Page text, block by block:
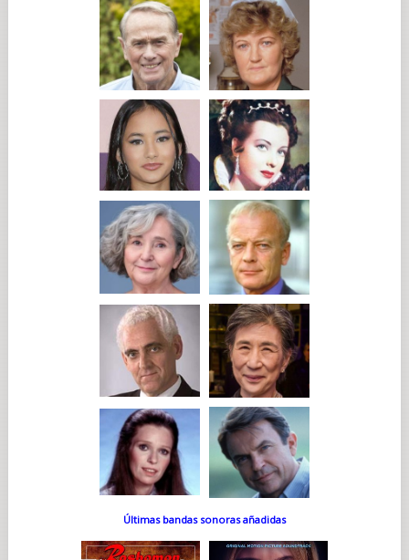
Últimas bandas sonoras añadidas